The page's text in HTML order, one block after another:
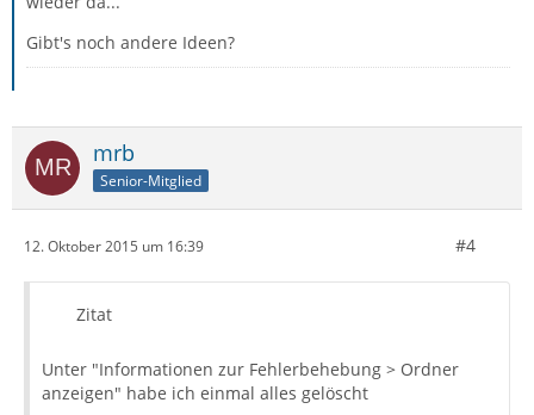
Gibt's noch andere Ideen?
mrb
Senior-Mitglied
12. Oktober 2015 um 16:39 #4
Zitat
Unter "Informationen zur Fehlerbehebung > Ordner
anzeigen" habe ich einmal alles gelöscht